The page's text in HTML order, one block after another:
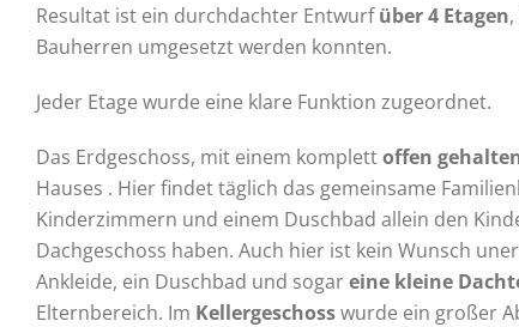
Resultat ist ein durchdachter Entwurfüber 4 Etagen
Bauherren umgesetzt werden konnten.
Jeder Etage wurde eine klare Funktion zugeordnet.
Das Erdgeschoss, mit einem komplettoffen
Hauses . Hier findet täglich das gemeinsame
Kinderzimmern und einem Duschbad allein den
Dachgeschoss haben. Auch hier ist kein Wunsch
Ankleide, ein Duschbad und sogareine kleine
Elternbereich. Im Kellergeschosswurde ein großer